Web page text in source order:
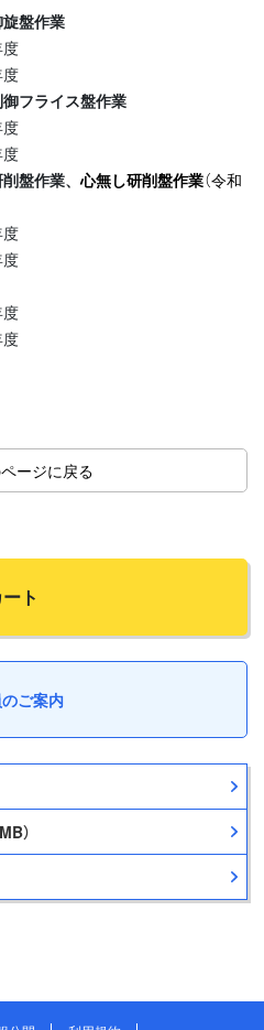
盤作業
フライス盤作業
盤作業、 心無し研削盤作業（令和
ージに戻る
ト
ご案内
）